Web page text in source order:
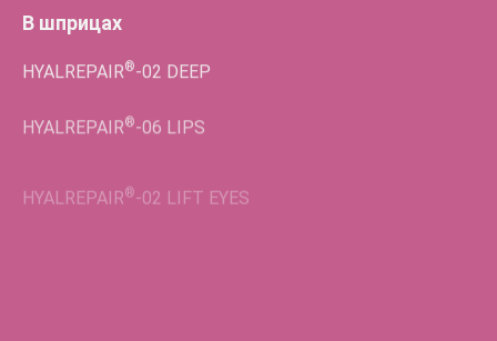
В шприцах
HYALREPAIR®-02 DEEP